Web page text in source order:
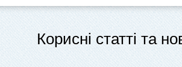
Корисні статті та